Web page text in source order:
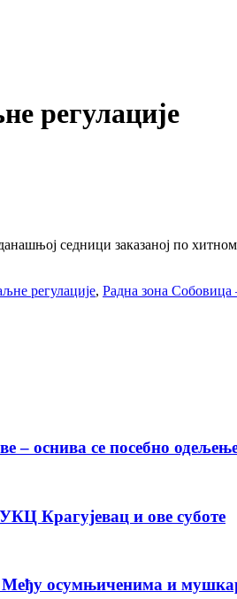
регулације
седници заказаној по
регулације, Радна зона
– оснива се посебно
Крагујевац и ове суботе
осумњиченима и